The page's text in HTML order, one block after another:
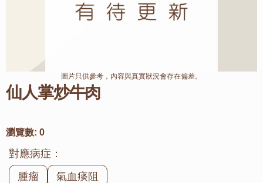
仙人掌炒牛肉
瀏覽數: 0
對應病症：
腫瘤
氣血痰阻
圖片只供參考，內容與真實狀況會存在偏差。